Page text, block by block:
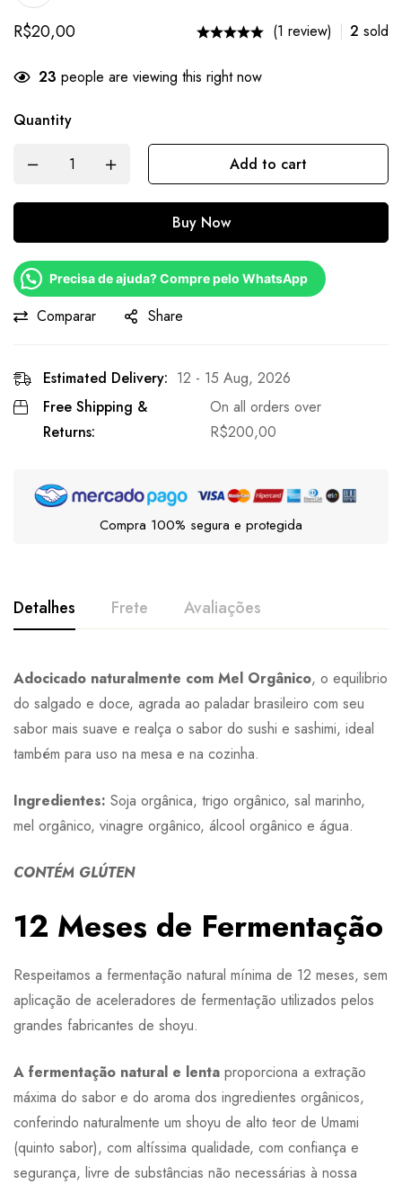
R$20,00 (1 review) 2 sold
23 people are viewing this right now
Quantity
Add to cart
Buy Now
Precisa de ajuda? Compre pelo WhatsApp
Comparar Share
Estimated Delivery: 12 - 15 Aug, 2026
Free Shipping &
Returns:
On all orders over
R$200,00
Compra 100% segura e protegida
Detalhes Frete Avaliações
Adocicado naturalmente com Mel Orgânico, o equilibrio
do salgado e doce, agrada ao paladar brasileiro com seu
sabor mais suave e realça o sabor do sushi e sashimi, ideal
também para uso na mesa e na cozinha.
Ingredientes: Soja orgânica, trigo orgânico, sal marinho,
mel orgânico, vinagre orgânico, álcool orgânico e água.
CONTÉM GLÚTEN
12 Meses de Fermentação
Respeitamos a fermentação natural mínima de 12 meses, sem
aplicação de aceleradores de fermentação utilizados pelos
grandes fabricantes de shoyu.
A fermentação natural e lenta proporciona a extração
máxima do sabor e do aroma dos ingredientes orgânicos,
conferindo naturalmente um shoyu de alto teor de Umami
(quinto sabor), com altíssima qualidade, com confiança e
segurança, livre de substâncias não necessárias à nossa